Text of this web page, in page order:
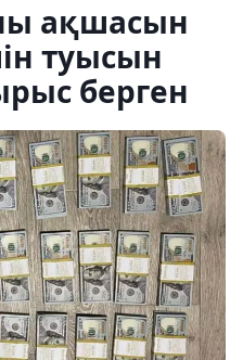
ақшасын
туысын
берген